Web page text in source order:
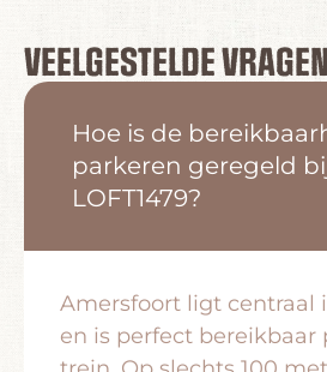
VEELGESTELDE VRAGEN
Hoe is de
parkeren geregeld
LOFT1479?
Amersfoort ligt centraal
en is perfect bereikbaar